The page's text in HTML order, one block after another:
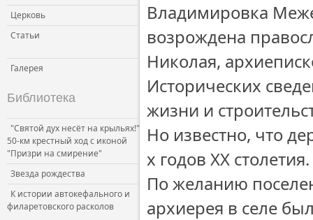
Церковь и СМИ
Церковь
Статьи
Галерея
Библиотека
"Святой дух несёт на крыльях!"
50-км крестный ход с иконой
"Призри на смирение"
Звезда рождества
К истории автокефального и
филаретовского расколов
Владимировка
возрождена
Николая,
Исторических
жизни и
Но известно, что
х годов ХХ столетия.
По желанию
архиерея в селе